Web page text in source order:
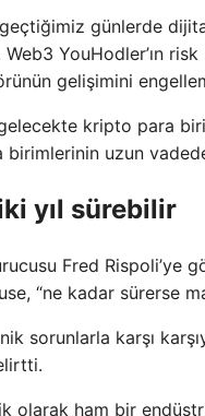
günlerde
YouHodler’ın
gelişimini
kripto para
uzun vadede
yıl sürebilir
Fred Rispoli’ye
“ne kadar sürerse
sorunlarla karşı
olarak ham bir